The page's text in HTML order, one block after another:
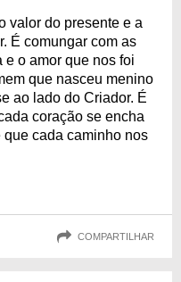
valor do presente e a
É comungar com as
e o amor que nos foi
que nasceu menino
ao lado do Criador. É
coração se encha
cada caminho nos
COMPARTILHAR